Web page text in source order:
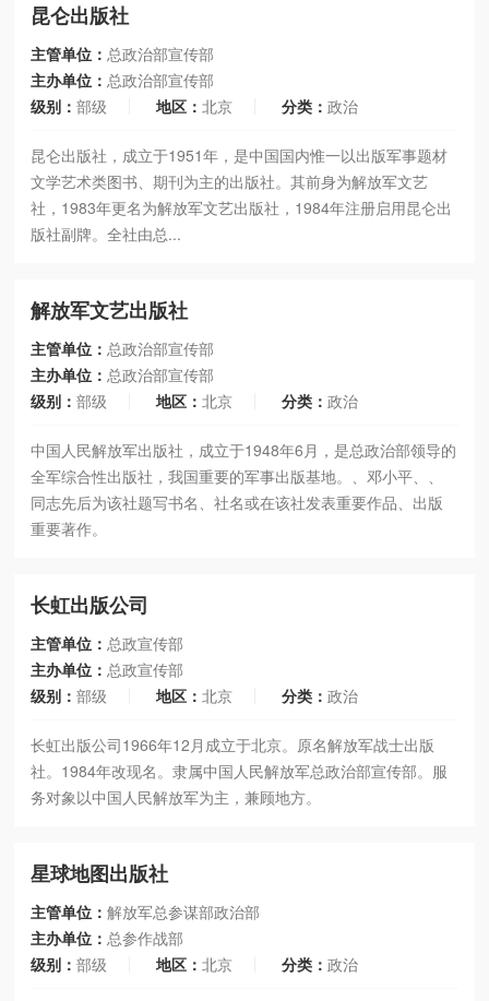
昆仑出版社
主管单位：总政治部宣传部
主办单位：总政治部宣传部
级别：部级 地区：北京 分类：政治
昆仑出版社，成立于1951年，是中国国内惟一以出版军事题材
文学艺术类图书、期刊为主的出版社。其前身为解放军文艺
社，1983年更名为解放军文艺出版社，1984年注册启用昆仑出
版社副牌。全社由总...
解放军文艺出版社
主管单位：总政治部宣传部
主办单位：总政治部宣传部
级别：部级 地区：北京 分类：政治
中国人民解放军出版社，成立于1948年6月，是总政治部领导的
全军综合性出版社，我国重要的军事出版基地。、邓小平、、
同志先后为该社题写书名、社名或在该社发表重要作品、出版
重要著作。
长虹出版公司
主管单位：总政宣传部
主办单位：总政宣传部
级别：部级 地区：北京 分类：政治
长虹出版公司1966年12月成立于北京。原名解放军战士出版
社。1984年改现名。隶属中国人民解放军总政治部宣传部。服
务对象以中国人民解放军为主，兼顾地方。
星球地图出版社
主管单位：解放军总参谋部政治部
主办单位：总参作战部
级别：部级 地区：北京 分类：政治